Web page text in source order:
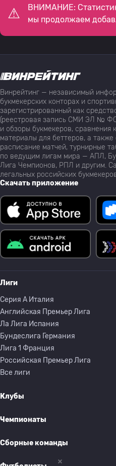
ВНИМАНИЕ:
мы продолжаем
Винрейтинг — независимый
букмекерских конторах и
зарегистрированный как
(реестровая запись СМИ ЭЛ №
и обзоры букмекеров,
материалы для беттеров, а
расписание матчей, турнирные
по ведущим лигам мира — АПЛ,
Лига Чемпионов, РПЛ и другим.
легальных российских
Скачать приложение
Лиги
Серия A Италия
Английская Премьер Лига
Ла Лига Испания
Бундеслига Германия
Лига 1 Франция
Российская Премьер Лига
Все лиги
Клубы
Чемпионаты
Сборные команды